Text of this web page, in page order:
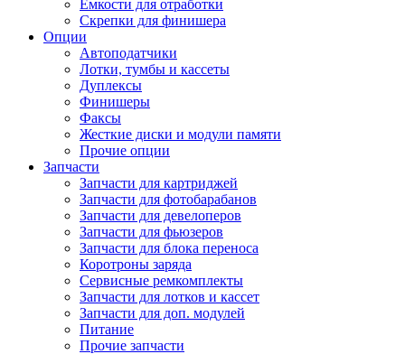
Емкости для отработки
Скрепки для финишера
Опции
Автоподатчики
Лотки, тумбы и кассеты
Дуплексы
Финишеры
Факсы
Жесткие диски и модули памяти
Прочие опции
Запчасти
Запчасти для картриджей
Запчасти для фотобарабанов
Запчасти для девелоперов
Запчасти для фьюзеров
Запчасти для блока переноса
Коротроны заряда
Сервисные ремкомплекты
Запчасти для лотков и кассет
Запчасти для доп. модулей
Питание
Прочие запчасти